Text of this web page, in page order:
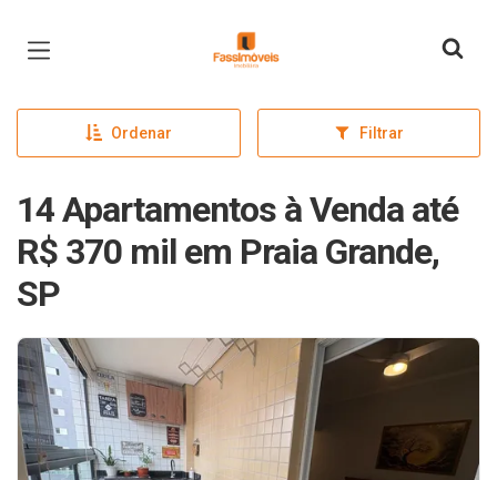
Página inicial
Ordenar Filtrar
14 Apartamentos à Venda até
R$ 370 mil em Praia Grande,
SP